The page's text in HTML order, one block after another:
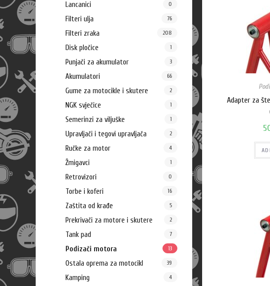
Adapter za
Lancanici 0
Filteri ulja 76
Filteri zraka 208
Disk pločice 1
Punjači za akumulator 3
Akumulatori 66
Gume za motocikle i skutere 2
NGK svječice 1
Semerinzi za viljuške 1
Upravljači i tegovi upravljača 2
Ručke za motor 4
Žmigavci 1
Retrovizori 0
Torbe i koferi 16
Zaštita od krađe 5
Prekrivači za motore i skutere 2
Tank pad 7
Podizači motora 13
Ostala oprema za motocikl 39
Kamping 4